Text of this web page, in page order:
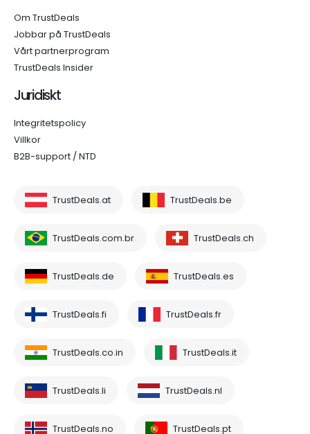
Om TrustDeals
Jobbar på TrustDeals
Vårt partnerprogram
TrustDeals Insider
Juridiskt
Integritetspolicy
Villkor
B2B-support / NTD
TrustDeals.at TrustDeals.be
TrustDeals.com.br TrustDeals.ch
TrustDeals.de TrustDeals.es
TrustDeals.fi TrustDeals.fr
TrustDeals.co.in TrustDeals.it
TrustDeals.li TrustDeals.nl
TrustDeals.no TrustDeals.pt